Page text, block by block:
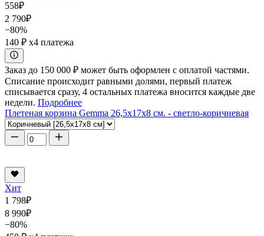
558₽
2 790₽
−80%
140 ₽ x4 платежа
Заказ до 150 000 ₽ может быть оформлен с оплатой частями.
Списание происходит равными долями, первый платеж
списывается сразу, 4 остальных платежа вносится каждые две
недели. Подробнее
Плетеная корзина Gemma 26,5x17x8 см. - светло-коричневая
Хит
1 798₽
8 990₽
−80%